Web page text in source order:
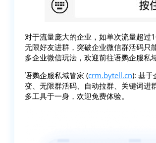
对于流量庞大的企业，如单次流量超过
无限好友进群，突破企业微信群活码只
多企业微信玩法，欢迎前往语鹦企服私
语鹦企服私域管家 (crm.bytell.cn): 基于
变、无限群活码、自动拉群、关键词进
多工具于一身，欢迎免费体验。